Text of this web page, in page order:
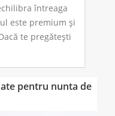
întreaga
este premium și
te pregătești
pentru nunta de